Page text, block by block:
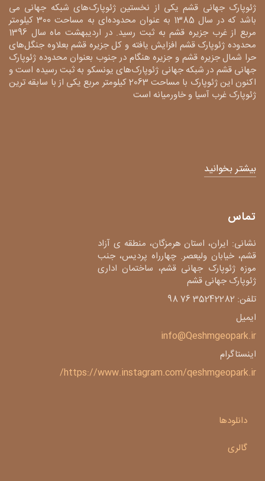
ژئوپارک جهانی قشم یکی از نخستین ژئوپارک‌های شبکه جهانی می
باشد که در سال 1385 به عنوان محدوده‌ای به مساحت 300 کیلومتر
مربع از غرب جزیره قشم به ثبت رسید. در اردیبهشت ماه سال 1396
محدوده ژئوپارک قشم افزایش یافته و کل جزیره قشم بعلاوه جنگل‌های
حرا شمال جزیره قشم و جزیره هنگام در جنوب بعنوان محدوده ژئوپارک
جهانی قشم در شبکه جهانی ژئوپارک‌های یونسکو به ثبت رسیده است و
اکنون این ژئوپارک با مساحت 2063 کیلومتر مربع یکی از با سابقه ترین
ژئوپارک غرب آسیا و خاورمیانه است
بیشتر بخوانید
تماس
نشانی: ایران، استان هرمزگان، منطقه ی آزاد
قشم، خیابان ولیعصر. چهارراه پردیس، جنب
موزه ژئوپارک جهانی قشم، ساختمان اداری
ژئوپارک جهانی قشم
تلفن: 35242282 76 98
ایمیل
info@Qeshmgeopark.ir
اینستاگرام
https://www.instagram.com/qeshmgeopark.ir/
دانلودها
گالری